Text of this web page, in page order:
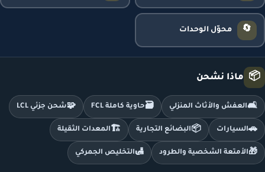
🔄 محوّل الوحدات
📦 ماذا نشحن
🛋️العفش والأثاث المنزلي 🗃️حاوية كاملة FCL 🧩شحن جزئي LCL
🚗السيارات 📦البضائع التجارية 🏗️ المعدات الثقيلة
🎁الأمتعة الشخصية والطرود 🛃التخليص الجمركي